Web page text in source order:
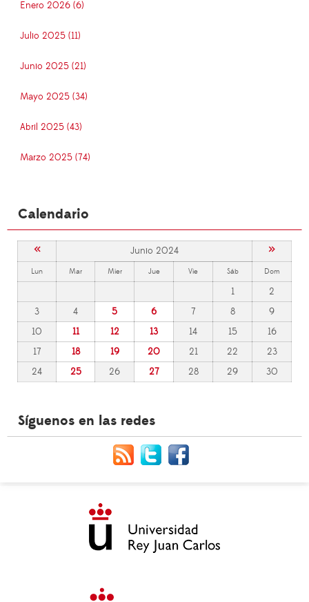
Enero 2026 (6)
Julio 2025 (11)
Junio 2025 (21)
Mayo 2025 (34)
Abril 2025 (43)
Marzo 2025 (74)
Calendario
« Junio 2024 »
Lun Mar Mier Jue Vie Sáb Dom
1
2
3
4 5 6 7 8
9
10
11 12 13 14 15
16
17
18 19 20 21 22
23
24
25 26 27 28 29 30
Síguenos en las redes